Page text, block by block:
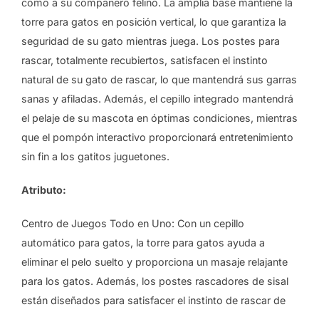
torre para gatos en posición vertical, lo que garantiza la
seguridad de su gato mientras juega. Los postes para
rascar, totalmente recubiertos, satisfacen el instinto
natural de su gato de rascar, lo que mantendrá sus garras
sanas y afiladas. Además, el cepillo integrado mantendrá
el pelaje de su mascota en óptimas condiciones, mientras
que el pompón interactivo proporcionará entretenimiento
sin fin a los gatitos juguetones.
Atributo:
Centro de Juegos Todo en Uno: Con un cepillo
automático para gatos, la torre para gatos ayuda a
eliminar el pelo suelto y proporciona un masaje relajante
para los gatos. Además, los postes rascadores de sisal
están diseñados para satisfacer el instinto de rascar de